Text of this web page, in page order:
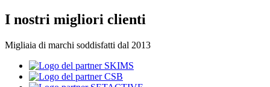
I nostri migliori clienti
Migliaia di marchi soddisfatti dal 2013